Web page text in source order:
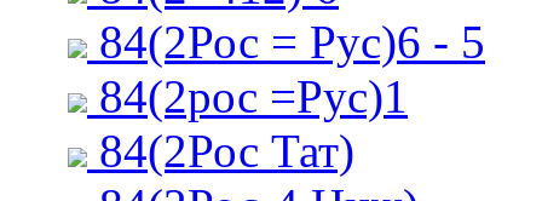
84(2Рос = Рус)6 - 5
84(2рос =Рус)1
84(2Рос Тат)